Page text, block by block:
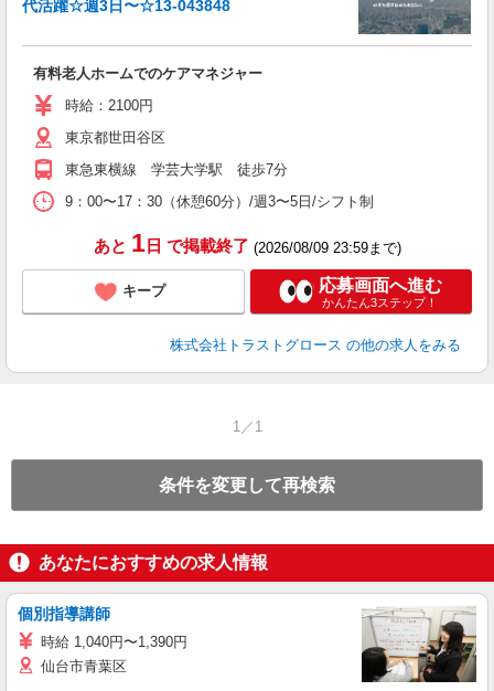
代活躍☆週3日〜☆13-043848
有料老人ホームでのケアマネジャー
時給：2100円
東京都世田谷区
東急東横線 学芸大学駅 徒歩7分
9：00〜17：30（休憩60分）/週3〜5日/シフト制
あと 1日 で掲載終了 (2026/08/09 23:59まで)
キープ 応募画面へ進む
かんたん3ステップ！
株式会社トラストグロース の他の求人をみる
1／1
条件を変更して再検索
あなたにおすすめの求人情報
個別指導講師
時給 1,040円〜1,390円
仙台市青葉区